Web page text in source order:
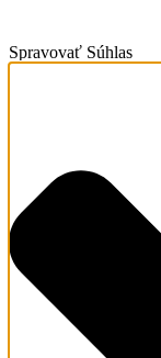
Spravovať Súhlas